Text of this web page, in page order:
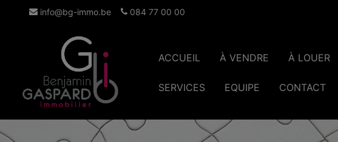
info@bg-immo.be 084 77 00 00
ACCUEIL À VENDRE À LOUER
SERVICES EQUIPE CONTACT